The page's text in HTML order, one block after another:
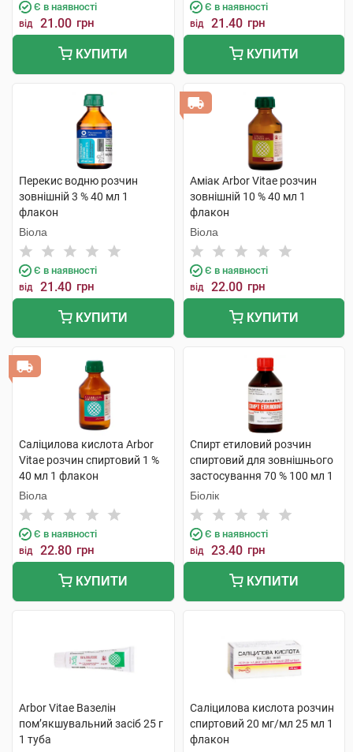
Є в наявності
від 21.00 грн
КУПИТИ
Є в наявності
від 21.40 грн
КУПИТИ
Перекис водню розчин
зовнішній 3 % 40 мл 1
флакон
Віола
Є в наявності
від 21.40 грн
КУПИТИ
Аміак Arbor Vitae розчин
зовнішній 10 % 40 мл 1
флакон
Віола
Є в наявності
від 22.00 грн
КУПИТИ
Саліцилова кислота Arbor
Vitae розчин спиртовий 1 %
40 мл 1 флакон
Віола
Є в наявності
від 22.80 грн
КУПИТИ
Спирт етиловий розчин
спиртовий для зовнішнього
застосування 70 % 100 мл 1
флакон
Біолік
Є в наявності
від 23.40 грн
КУПИТИ
Arbor Vitae Вазелін
пом’якшувальний засіб 25 г
1 туба
Саліцилова кислота розчин
спиртовий 20 мг/мл 25 мл 1
флакон